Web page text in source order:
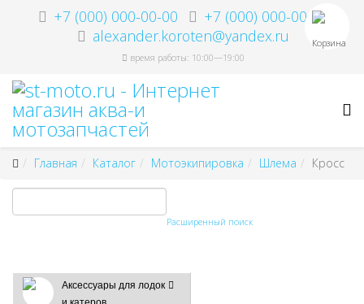
+7 (000) 000-00-00
+7 (000) 000-00-00
alexander.koroten@yandex.ru
время работы: 10:00—19:00
Корзина
Главная Каталог Мотоэкипировка Шлема Кросс
Расширенный поиск
Аксессуары для лодок